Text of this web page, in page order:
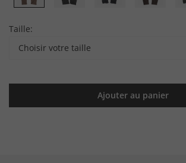
Taille:
Choisir votre taille
Ajouter au panier